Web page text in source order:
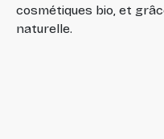
cosmétiques bio, et
naturelle.